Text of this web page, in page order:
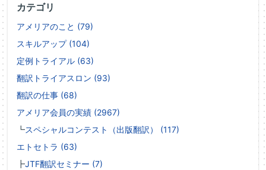
カテゴリ
アメリアのこと (79)
スキルアップ (104)
定例トライアル (63)
翻訳トライアスロン (93)
翻訳の仕事 (68)
アメリア会員の実績 (2967)
┗スペシャルコンテスト（出版翻訳） (117)
エトセトラ (63)
┣JTF翻訳セミナー (7)